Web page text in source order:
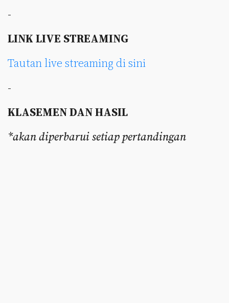
-
LINK LIVE STREAMING
Tautan live streaming di sini
-
KLASEMEN DAN HASIL
*akan diperbarui setiap pertandingan